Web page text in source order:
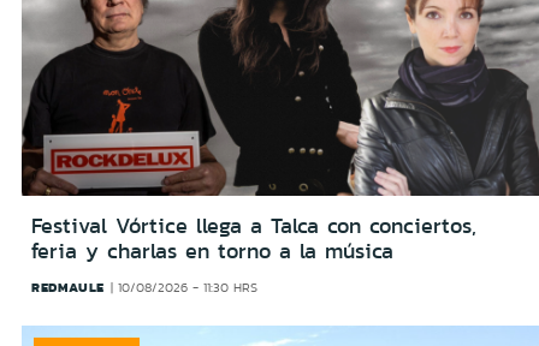
Festival Vórtice llega a Talca con conciertos,
feria y charlas en torno a la música
REDMAULE 10/08/2026 - 11:30 HRS